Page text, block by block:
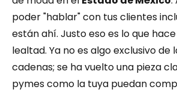
poder "hablar" con tus clientes
están ahí. Justo eso es lo que
lealtad. Ya no es algo exclusivo de
cadenas; se ha vuelto una pieza
pymes como la tuya puedan